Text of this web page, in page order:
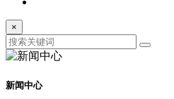
×
新闻中心